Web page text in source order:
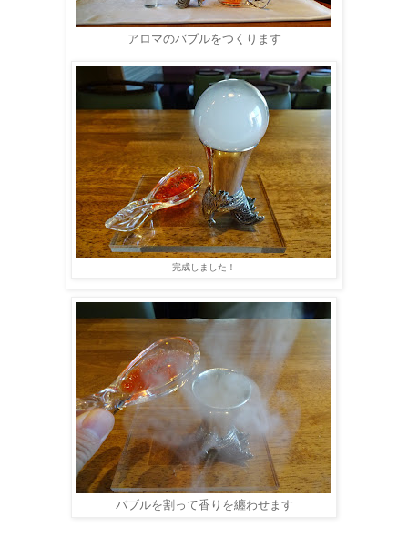
アロマのバブルをつくります
完成しました！
バブルを割って香りを纏わせます